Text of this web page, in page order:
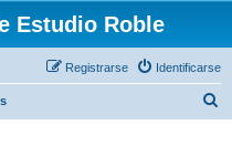
Estudio Roble
Identificarse
Registrarse